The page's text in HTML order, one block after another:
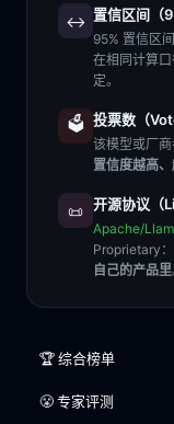
↔️ 置信区间（
95% 置信区
在相同计算
定。
🗳️ 投票数（
该模型或厂
置信度越高
📜 开源协议（
Apache/
Proprietary
自己的产品里
🏆 综合榜单
😤 专家评测